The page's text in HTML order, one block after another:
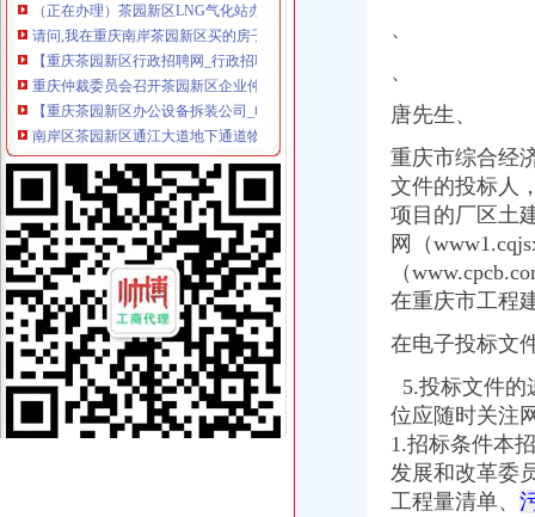
请问,我在重庆南岸茶园新区买的房子,办理无房证明该到哪儿去办呢
【重庆茶园新区行政招聘网_行政招聘信息】-重庆智联招聘
重庆仲裁委员会召开茶园新区企业仲裁座谈会-法律快车经济仲裁
【重庆茶园新区办公设备拆装公司_电话_专业办公设备拆装】-重庆南
南岸区茶园新区通江大道地下通道物业管理招标公告_中国招标网_重庆
【重庆茶园新区香港公司注册|注册香港公司|香港公司注册查询】-重庆
重庆写字楼：茶园新区商业中心新世纪旁的写字楼不火才怪-重庆爱问
【58同城】重庆南岸茶园新区公司__公积金公司
原茶园新区管委会副主任冯大刚涉嫌受贿166万
茶园新区举办届单身男女派对活动_重庆茶园新区_新浪博客
重庆茶园新区管委会原副主任泳池边受贿近日被诉--中国广播网中央人
【图】（出售）重庆茶园新区宽带安装办理咨询,南岸联
茶园新区未来商业规模将超南坪（图）_重庆频道_凤凰网
重庆的城市副中心--茶园新区产业发展研究-挑战杯
茶园新区雷家桥立交工程招标公告_中国招标网_重庆市招标
重庆写字楼：单价3300的空中商铺,茶园新区中心位置,-重庆爱问分
看房手记：走进茶园新区寻其中的花园城市（图）-导购-重庆
实力央企鲁能领秀城一街区二期套内79平即将开盘可办卡,重庆南岸茶
【58同城】重庆南岸茶园新区银行直投业务_银行直投办理_银行直投公
茶园融创住宅+现在洋房办卡办卡办卡,重庆南岸茶园新区融创欧麓花
、
、
唐先生、
重庆市综合经
文件的投标人
项目的厂区土
网（
（
在重庆市工程
在电子投标文
5.投标文件的
位应随时关注
1.招标条件本
发展和改革委
工程量清单、